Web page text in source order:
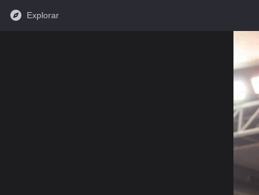
Explorar